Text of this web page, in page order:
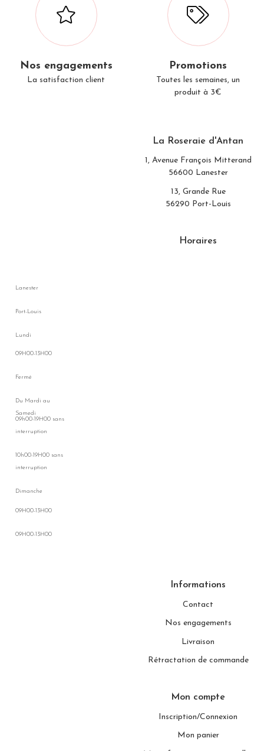
Nos engagements
La satisfaction client
Promotions
Toutes les semaines, un
produit à 3€
La Roseraie d'Antan
1, Avenue François Mitterand
56600 Lanester
13, Grande Rue
56290 Port-Louis
Horaires
Lanester
Port-Louis
Lundi
09H00-13H00
Fermé
Du Mardi au
Samedi
09h00-19H00 sans
interruption
10h00-19H00 sans
interruption
Dimanche
09H00-13H00
09H00-13H00
Informations
Contact
Nos engagements
Livraison
Rétractation de commande
Mon compte
Inscription/Connexion
Mon panier